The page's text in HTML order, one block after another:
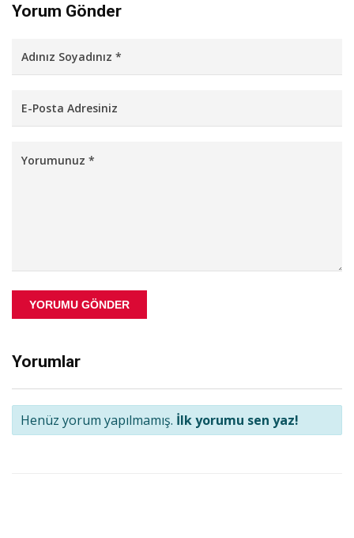
Yorum Gönder
YORUMU GÖNDER
Yorumlar
Henüz yorum yapılmamış. İlk yorumu sen yaz!